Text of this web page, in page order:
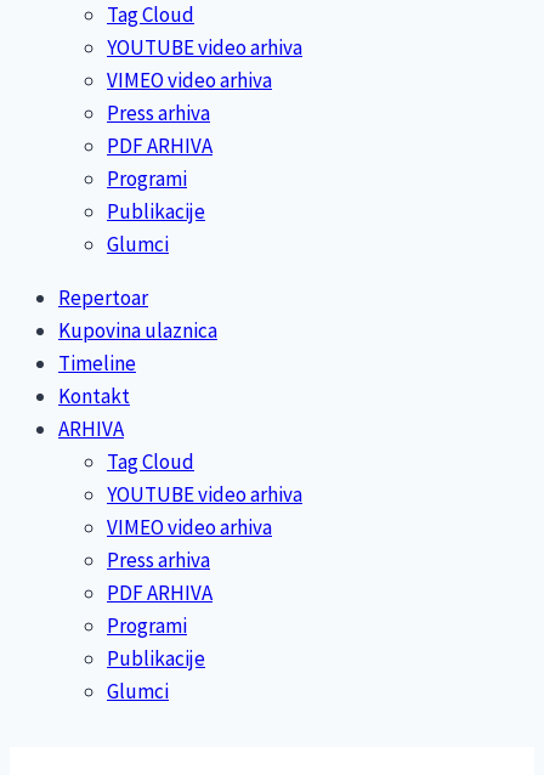
Tag Cloud
YOUTUBE video arhiva
VIMEO video arhiva
Press arhiva
PDF ARHIVA
Programi
Publikacije
Glumci
Repertoar
Kupovina ulaznica
Timeline
Kontakt
ARHIVA
Tag Cloud
YOUTUBE video arhiva
VIMEO video arhiva
Press arhiva
PDF ARHIVA
Programi
Publikacije
Glumci